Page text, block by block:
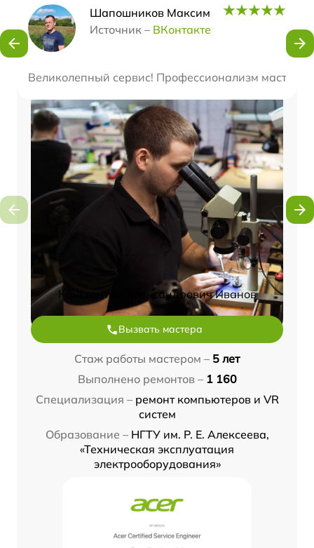
Шапошников Максим
Источник – ВКонтакте
Великолепный сервис! Профессионализм
Наши мастера
Константин Александрович Иванов
Вызвать мастера
Стаж работы мастером – 5 лет
Выполнено ремонтов – 1 160
Специализация – ремонт компьютеров и VR
систем
Образование – НГТУ им. Р. Е. Алексеева,
«Техническая эксплуатация
электрооборудования»